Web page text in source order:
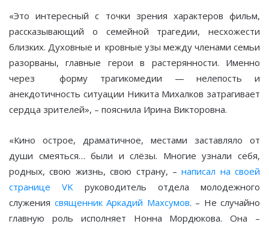
«Это интересный с точки зрения характеров фильм,
рассказывающий о семейной трагедии, несхожести
близких. Духовные и кровные узы между членами семьи
разорваны, главные герои в растерянности. Именно
через форму трагикомедии — нелепость и
анекдотичность ситуации Никита Михалков затрагивает
сердца зрителей», – пояснила Ирина Викторовна.
«Кино острое, драматичное, местами заставляло от
души смеяться… были и слёзы. Многие узнали себя,
родных, свою жизнь, свою страну, –написал на своей
странице VK руководитель отдела молодежного
служения священник Аркадий Махсумов. – Не случайно
главную роль исполняет Нонна Мордюкова. Она –